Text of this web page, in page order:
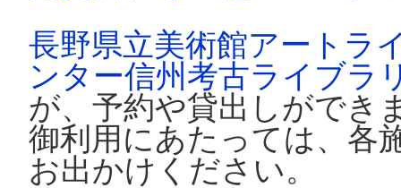
長野県立美術館アートラ
ンター信州考古ライブラ
が、予約や貸出しができ
御利用にあたっては、各
お出かけください。